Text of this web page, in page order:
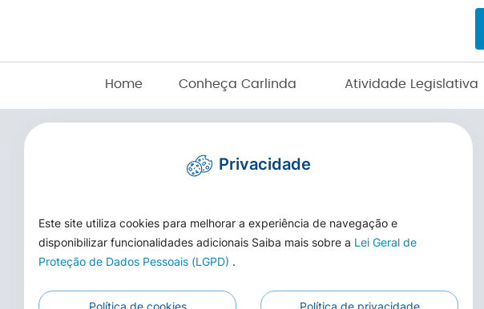
Home Conheça Carlinda Atividade Legislativa
E-mail:cmcarlinda@hotmail.com
Privacidade
Este site utiliza cookies para melhorar a experiência de navegação e
disponibilizar funcionalidades adicionais Saiba mais sobre a Lei Geral de
Proteção de Dados Pessoais (LGPD) .
Política de cookies Política de privacidade